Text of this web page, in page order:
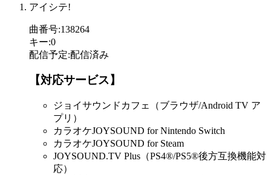
アイシテ!
曲番号:138264
キー:0
配信予定:配信済み
【対応サービス】
ジョイサウンドカフェ（ブラウザ/Android TV ア
プリ）
カラオケJOYSOUND for Nintendo Switch
カラオケJOYSOUND for Steam
JOYSOUND.TV Plus（PS4®/PS5®後方互換機能対
応）